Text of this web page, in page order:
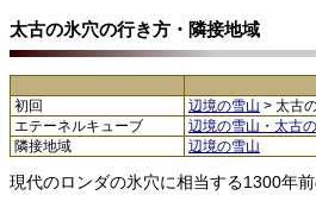
太古の氷穴の行き方・隣接地域
初回
辺境の雪山 > 太古
エテーネルキューブ
辺境の雪山・太古
隣接地域
辺境の雪山
現代のロンダの氷穴に相当する1300年前